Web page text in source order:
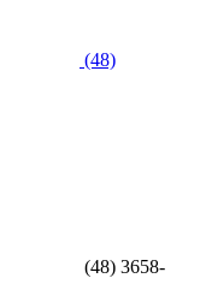
(48)
(48) 3658-